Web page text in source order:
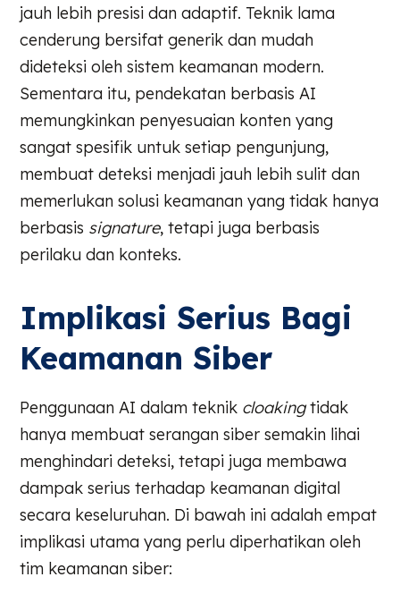
jauh lebih presisi dan adaptif. Teknik lama
cenderung bersifat generik dan mudah
dideteksi oleh sistem keamanan modern.
Sementara itu, pendekatan berbasis AI
memungkinkan penyesuaian konten yang
sangat spesifik untuk setiap pengunjung,
membuat deteksi menjadi jauh lebih sulit dan
memerlukan solusi keamanan yang tidak hanya
berbasis signature, tetapi juga berbasis
perilaku dan konteks.
Implikasi Serius Bagi
Keamanan Siber
Penggunaan AI dalam teknik cloakingtidak
hanya membuat serangan siber semakin lihai
menghindari deteksi, tetapi juga membawa
dampak serius terhadap keamanan digital
secara keseluruhan. Di bawah ini adalah empat
implikasi utama yang perlu diperhatikan oleh
tim keamanan siber: